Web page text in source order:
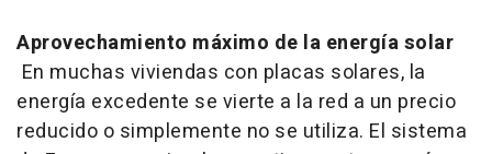
Aprovechamiento máximo de la energía solar
En muchas viviendas con placas solares, la
energía excedente se vierte a la red a un precio
reducido o simplemente no se utiliza. El sistema